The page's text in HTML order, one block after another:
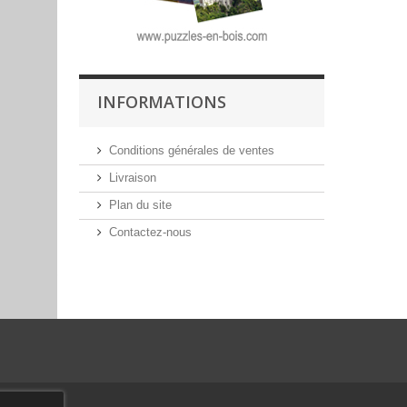
INFORMATIONS
Conditions générales de ventes
Livraison
Plan du site
Contactez-nous